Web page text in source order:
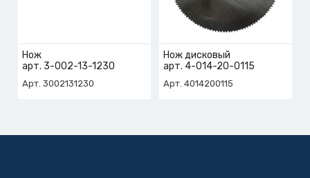
Нож
арт. 3-002-13-1230
Арт. 3002131230
Нож дисковый
арт. 4-014-20-0115
Арт. 4014200115